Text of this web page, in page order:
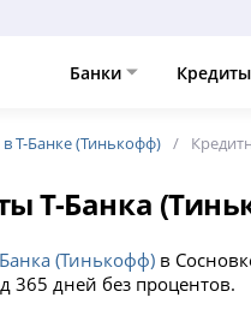
Банки Кредиты
Т-Банке (Тинькофф)
Т-Банка
(Тинькофф) в
365 дней без процентов.